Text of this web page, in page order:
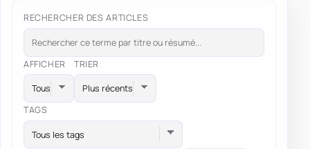
RECHERCHER DES ARTICLES
AFFICHER TRIER
TAGS
Tous les tags